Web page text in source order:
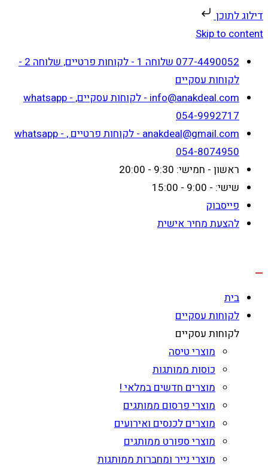
דילוג לתוכן
Skip to content
077-4490052 שלוחה 1 - לקוחות פרטיים, שלוחה 2 -
לקוחות עסקיים
info@anakdeal.com - לקוחות עסקיים, whatsapp -
054-9992717
anakdeal@gmail.com - לקוחות פרטיים , whatsapp -
054-8074950
ראשון - חמישי: 9:30 - 20:00
שישי: - 9:00 - 15:00
פייסבוק
להצעת מחיר אישית
בית
לקוחות עסקיים
לקוחות עסקיים
מוצרי טיסה
כוסות ממותגות
מוצרים חדשים במלאי !
מוצרי פרסום ממותגים
מוצרים לכנסים ואירועים
מוצרי ספורט ממותגים
מוצרי נייר ומחברות ממותגות